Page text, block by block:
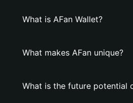
What is AFan Wallet?
What makes AFan unique?
What is the future potential